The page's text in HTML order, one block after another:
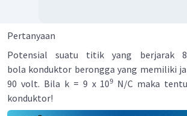
Pertanyaan
Potensial suatu titik yang berjarak
bola konduktor berongga yang memiliki
90 volt. Bila k = 9 x 109 N/C maka
konduktor!